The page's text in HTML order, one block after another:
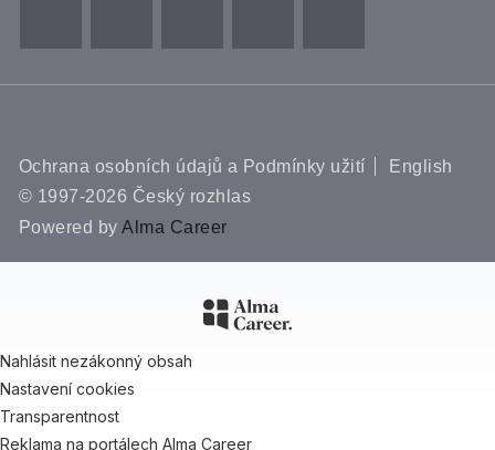
Ochrana osobních údajů a Podmínky užití
English
© 1997-2026 Český rozhlas
Powered byAlma Career
Nahlásit nezákonný obsah
Nastavení cookies
Transparentnost
Reklama na portálech Alma Career